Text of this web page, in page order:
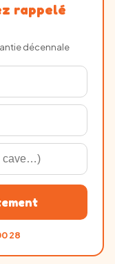
rappelé
décennale
28